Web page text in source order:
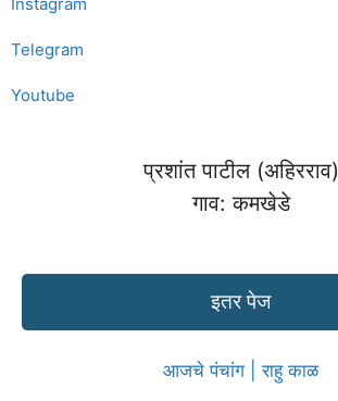
Instagram
Telegram
Youtube
प्रशांत पाटील (अहिरराव)
गाव: कमखेडे
इतर पेज
आजचे पंचांग | राहु काळ